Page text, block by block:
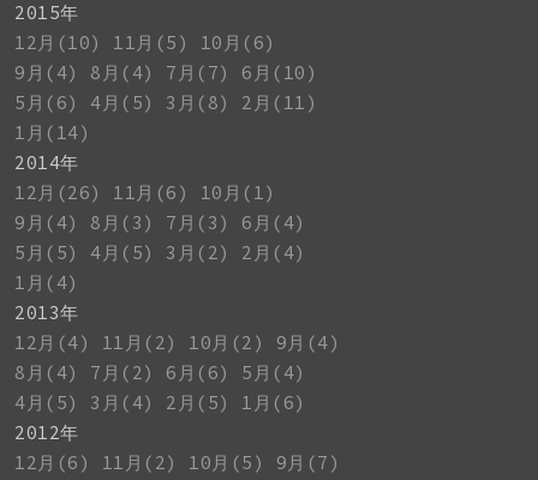
2015年
12月(10)
11月(5)
10月(6)
9月(4)
8月(4) 7月(7)
6月(10)
5月(6)
4月(5) 3月(8)
2月(11)
1月(14)
2014年
12月(26)
11月(6)
10月(1)
9月(4)
8月(3) 7月(3)
6月(4)
5月(5)
4月(5) 3月(2)
2月(4)
1月(4)
2013年
12月(4)
11月(2) 10月(2)
9月(4)
8月(4)
7月(2) 6月(6)
5月(4)
4月(5)
3月(4) 2月(5)
1月(6)
2012年
12月(6)
11月(2) 10月(5)
9月(7)